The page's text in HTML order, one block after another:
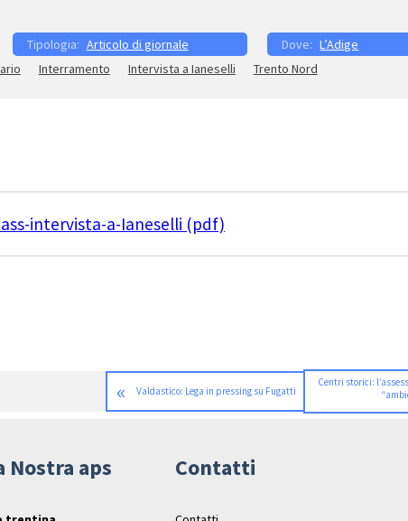
Articolo di giornale L’Adige
Interramento Intervista a Ianeselli Trento Nord
intervista-a-Ianeselli (pdf)
« Valdastico: Lega in pressing su Fugatti
Centri storici:
Nostra aps Contatti